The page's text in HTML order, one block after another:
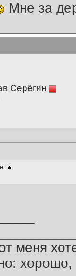
Мне за
Серёгин
меня